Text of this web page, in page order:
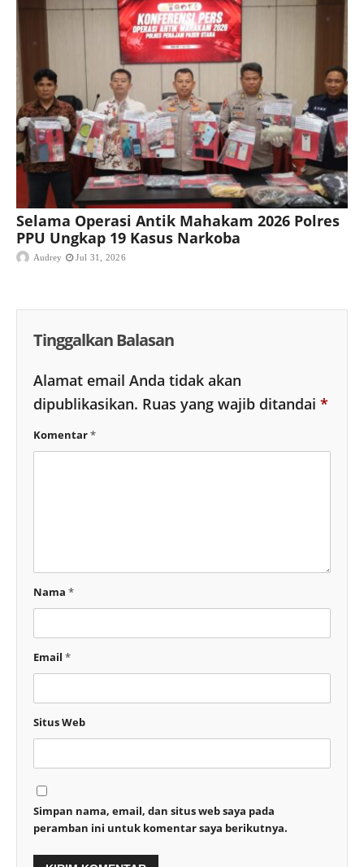
Selama Operasi Antik Mahakam 2026 Polres
PPU Ungkap 19 Kasus Narkoba
Audrey Jul 31, 2026
Tinggalkan Balasan
Alamat email Anda tidak akan
dipublikasikan. Ruas yang wajib ditandai *
Komentar*
Nama *
Email *
Situs Web
Simpan nama, email, dan situs web saya pada
peramban ini untuk komentar saya berikutnya.